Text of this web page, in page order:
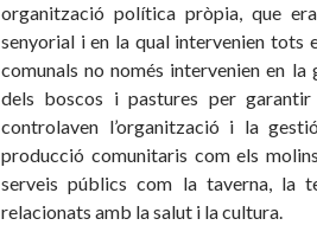
organització política pròpia, que
senyorial i en la qual intervenien tots
comunals no només intervenien en la
dels boscos i pastures per garantir
controlaven l’organització i la
producció comunitaris com els
serveis públics com la taverna, la
relacionats amb la salut i la cultura.